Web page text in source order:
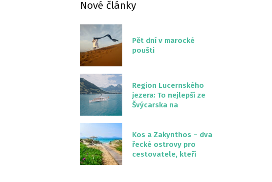
Nové články
Pět dní v marocké
poušti
Region Lucernského
jezera: To nejlepší ze
Švýcarska na
Kos a Zakynthos – dva
řecké ostrovy pro
cestovatele, kteří